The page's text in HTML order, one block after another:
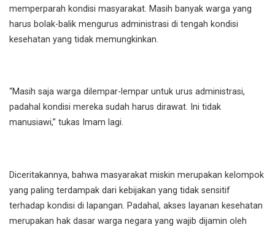
memperparah kondisi masyarakat. Masih banyak warga yang
harus bolak-balik mengurus administrasi di tengah kondisi
kesehatan yang tidak memungkinkan.
“Masih saja warga dilempar-lempar untuk urus administrasi,
padahal kondisi mereka sudah harus dirawat. Ini tidak
manusiawi,” tukas Imam lagi.
Diceritakannya, bahwa masyarakat miskin merupakan kelompok
yang paling terdampak dari kebijakan yang tidak sensitif
terhadap kondisi di lapangan. Padahal, akses layanan kesehatan
merupakan hak dasar warga negara yang wajib dijamin oleh